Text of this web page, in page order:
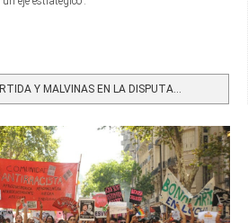
Y MALVINAS EN LA DISPUTA...